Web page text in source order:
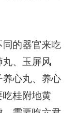
的器官来吃
、玉屏风
心丸、养心
吃桂附地黄